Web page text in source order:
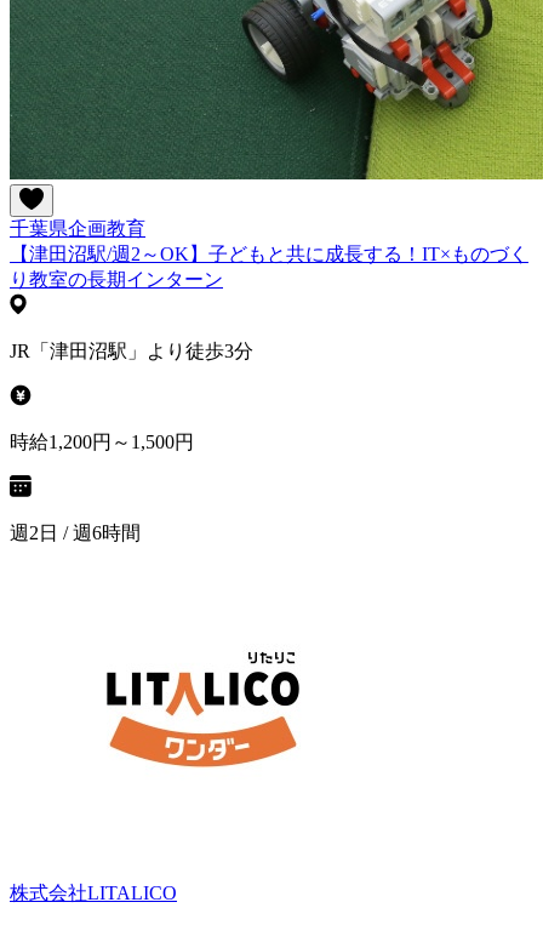
千葉県企画教育
【津田沼駅/週2～OK】子どもと共に成長する！IT×ものづく
り教室の長期インターン
JR「津田沼駅」より徒歩3分
時給1,200円～1,500円
週2日 / 週6時間
株式会社LITALICO